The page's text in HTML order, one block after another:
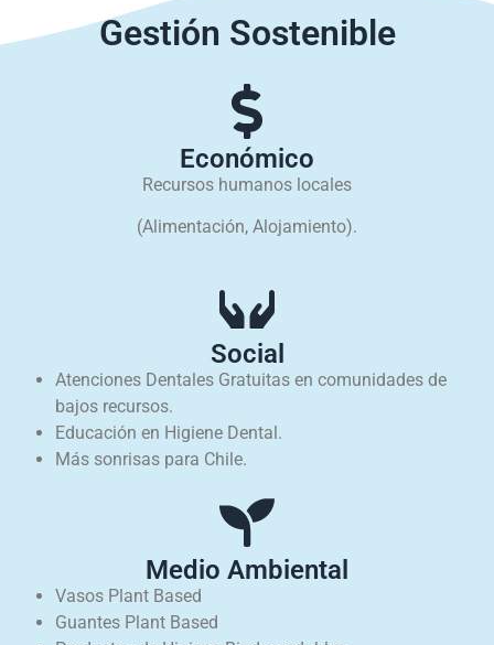
Gestión Sostenible
Económico
Recursos humanos locales
(Alimentación, Alojamiento).
Social
Atenciones Dentales Gratuitas en comunidades de
bajos recursos.
Educación en Higiene Dental.
Más sonrisas para Chile.
Medio Ambiental
Vasos Plant Based
Guantes Plant Based